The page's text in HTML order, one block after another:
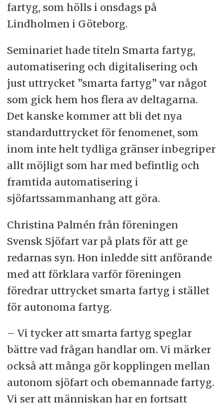
fartyg, som hölls i onsdags på
Lindholmen i Göteborg.
Seminariet hade titeln Smarta fartyg,
automatisering och digitalisering och
just uttrycket ”smarta fartyg” var något
som gick hem hos flera av deltagarna.
Det kanske kommer att bli det nya
standarduttrycket för fenomenet, som
inom inte helt tydliga gränser inbegriper
allt möjligt som har med befintlig och
framtida automatisering i
sjöfartssammanhang att göra.
Christina Palmén från föreningen
Svensk Sjöfart var på plats för att ge
redarnas syn. Hon inledde sitt anförande
med att förklara varför föreningen
föredrar uttrycket smarta fartyg i stället
för autonoma fartyg.
– Vi tycker att smarta fartyg speglar
bättre vad frågan handlar om. Vi märker
också att många gör kopplingen mellan
autonom sjöfart och obemannade fartyg.
Vi ser att människan har en fortsatt